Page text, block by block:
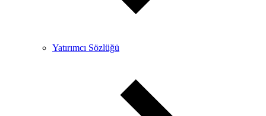
Yatırımcı Sözlüğü